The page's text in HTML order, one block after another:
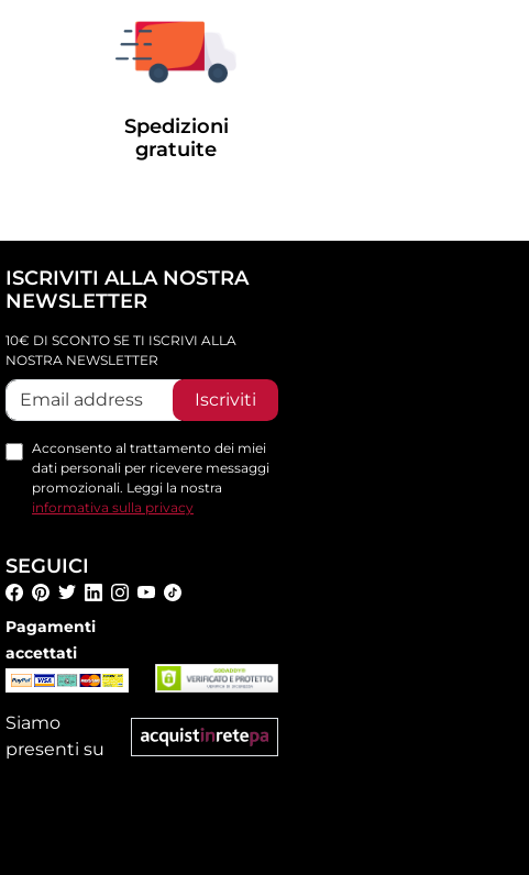
Spedizioni
gratuite
ISCRIVITI ALLA NOSTRA
NEWSLETTER
10€ DI SCONTO SE TI ISCRIVI ALLA
NOSTRA NEWSLETTER
Iscriviti
Acconsento al trattamento dei miei
dati personali per ricevere messaggi
promozionali. Leggi la nostra
informativa sulla privacy
SEGUICI
Pagamenti
accettati
Siamo
presenti su